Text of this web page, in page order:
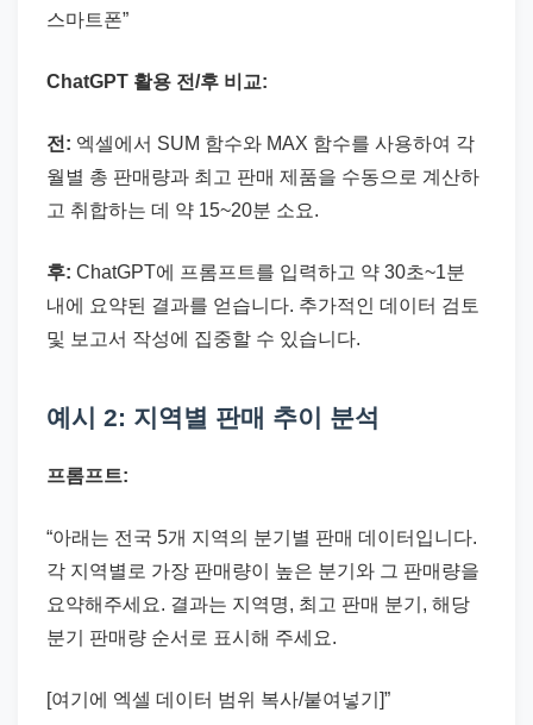
스마트폰”
ChatGPT 활용 전/후 비교:
전: 엑셀에서 SUM 함수와 MAX 함수를 사용하여 각
월별 총 판매량과 최고 판매 제품을 수동으로 계산하
고 취합하는 데 약 15~20분 소요.
후: ChatGPT에 프롬프트를 입력하고 약 30초~1분
내에 요약된 결과를 얻습니다. 추가적인 데이터 검토
및 보고서 작성에 집중할 수 있습니다.
예시 2: 지역별 판매 추이 분석
프롬프트:
“아래는 전국 5개 지역의 분기별 판매 데이터입니다.
각 지역별로 가장 판매량이 높은 분기와 그 판매량을
요약해주세요. 결과는 지역명, 최고 판매 분기, 해당
분기 판매량 순서로 표시해 주세요.
[여기에 엑셀 데이터 범위 복사/붙여넣기]”